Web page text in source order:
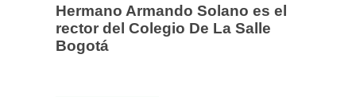
Hermano Armando Solano es el
rector del Colegio De La Salle
Bogotá